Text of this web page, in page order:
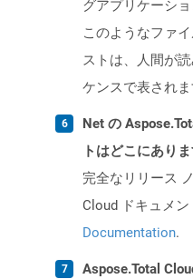
グアプリケーシ
このようなファ
ストは、人間が
ケンスで表されま
Net の
トはどこにあり
完全なリリース
Cloud ドキュメン
Documentation.
Aspose.Total